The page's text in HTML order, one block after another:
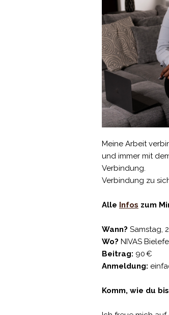
Meine Arbeit
und immer mit
Verbindung.
Verbindung zu
Alle Infos zum
Wann? Samstag,
Wo? NIVAS
Beitrag: 90 €
Anmeldung:
Komm, wie du